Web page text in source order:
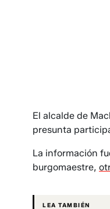
El alcalde de
presunta
La información
burgomaestre,
LEA TAMBIÉN